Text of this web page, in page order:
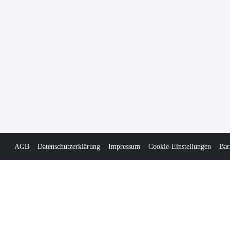
AGB Datenschutzerklärung Impressum Cookie-Einstellungen